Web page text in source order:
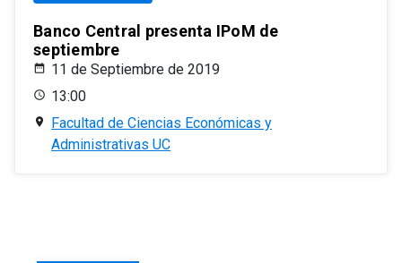
Banco Central presenta IPoM de
septiembre
11 de Septiembre de 2019
13:00
Facultad de Ciencias Económicas y
Administrativas UC